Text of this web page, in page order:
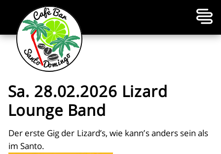
Sa. 28.02.2026 Lizard
Lounge Band
Der erste Gig der Lizard’s, wie kann’s anders sein als
im Santo.